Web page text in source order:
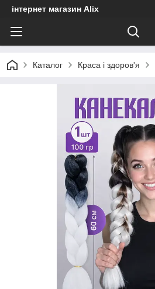
інтернет магазин Alix
Каталог Краса і здоров'я